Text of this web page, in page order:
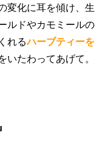
変化に耳を傾け、生
ルドやカモミールの
れるハーブティーを
いたわってあげて。